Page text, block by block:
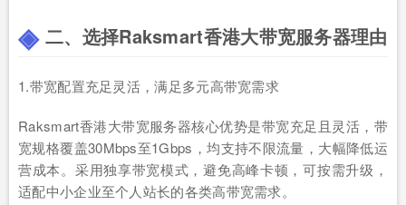
二、选择Raksmart香港大带宽服务器理由
1.带宽配置充足灵活，满足多元高带宽需求
Raksmart香港大带宽服务器核心优势是带宽充足且灵活，带
宽规格覆盖30Mbps至1Gbps，均支持不限流量，大幅降低运
营成本。采用独享带宽模式，避免高峰卡顿，可按需升级，
适配中小企业至个人站长的各类高带宽需求。